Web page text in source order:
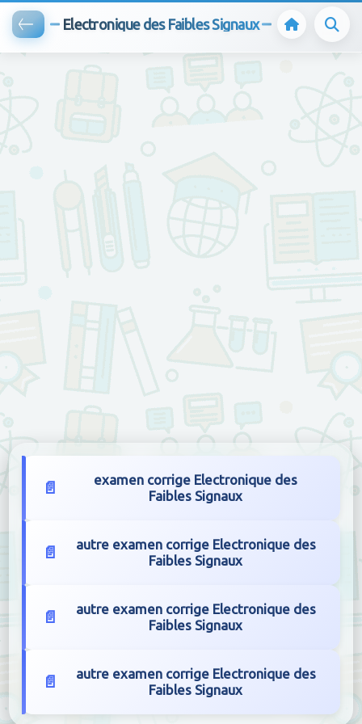
Electronique des Faibles Signaux
examen corrige Electronique des
Faibles Signaux
autre examen corrige Electronique des
Faibles Signaux
autre examen corrige Electronique des
Faibles Signaux
autre examen corrige Electronique des
Faibles Signaux